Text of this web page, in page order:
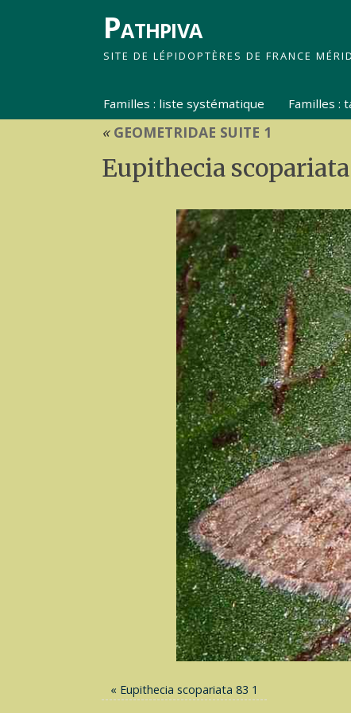
Pathpiva
SITE DE LÉPIDOPTÈRES DE FRANCE
Familles : liste systématique Familles :
«GEOMETRIDAE SUITE 1
Eupithecia
« Eupithecia scopariata 83 1